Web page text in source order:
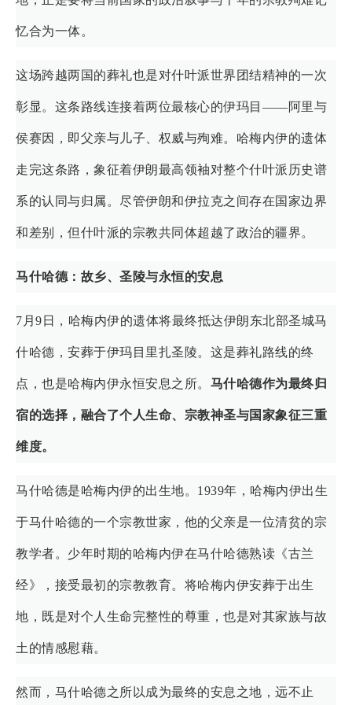
忆合为一体。
这场跨越两国的葬礼也是对什叶派世界团结精神的一次
彰显。这条路线连接着两位最核心的伊玛目——阿里与
侯赛因，即父亲与儿子、权威与殉难。哈梅内伊的遗体
走完这条路，象征着伊朗最高领袖对整个什叶派历史谱
系的认同与归属。尽管伊朗和伊拉克之间存在国家边界
和差别，但什叶派的宗教共同体超越了政治的疆界。
马什哈德：故乡、圣陵与永恒的安息
7月9日，哈梅内伊的遗体将最终抵达伊朗东北部圣城马
什哈德，安葬于伊玛目里扎圣陵。这是葬礼路线的终
点，也是哈梅内伊永恒安息之所。 马什哈德作为最终归
宿的选择，融合了个人生命、宗教神圣与国家象征三重
维度。
马什哈德是哈梅内伊的出生地。1939年，哈梅内伊出生
于马什哈德的一个宗教世家，他的父亲是一位清贫的宗
教学者。少年时期的哈梅内伊在马什哈德熟读《古兰
经》，接受最初的宗教教育。将哈梅内伊安葬于出生
地，既是对个人生命完整性的尊重，也是对其家族与故
土的情感慰藉。
然而，马什哈德之所以成为最终的安息之地，远不止